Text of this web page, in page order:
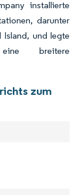
installierte
darunter
Island, und legte
breitere
zum